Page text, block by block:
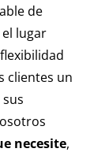
de
lugar
clientes un
necesite,